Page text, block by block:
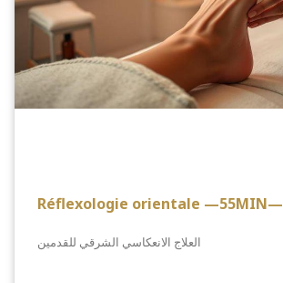
Réflexologie orientale —55MIN—
العلاج الانعكاسي الشرقي للقدمين